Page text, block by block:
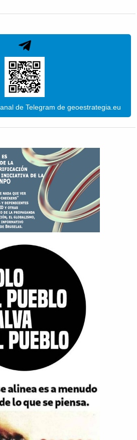
de Telegram de geoestrategia.eu